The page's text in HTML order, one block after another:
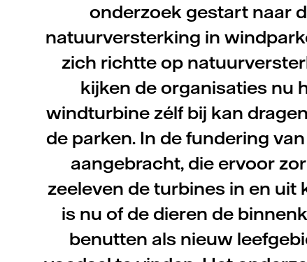
onderzoek gestart naar
natuurversterking in
zich richtte op
kijken de organisaties nu
windturbine zélf bij kan
de parken. In de fundering
aangebracht, die ervoor
zeeleven de turbines in en uit
is nu of de dieren de
benutten als nieuw